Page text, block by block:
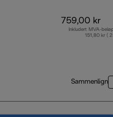
759,00 kr
Inkludert MVA-
151,80 kr (
Sammenlign